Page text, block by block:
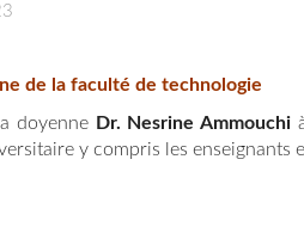
de la faculté de technologie
doyenne Dr. Nesrine Ammouchi
y compris les